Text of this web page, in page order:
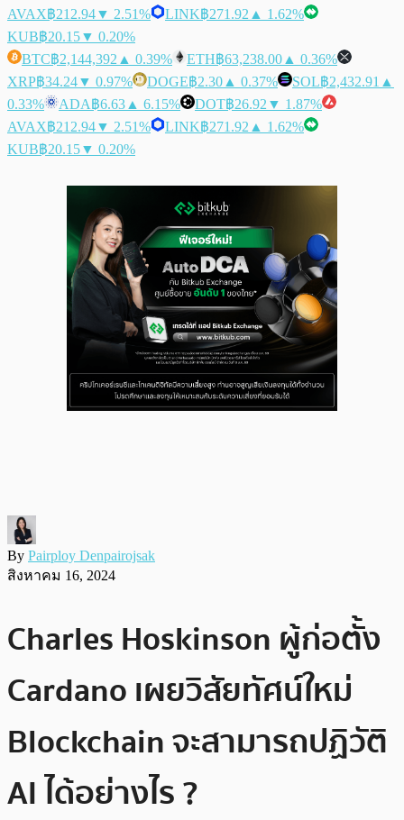
AVAX฿212.94▼ 2.51% LINK฿271.92 ▲ 1.62%
KUB฿20.15▼ 0.20%
BTC฿2,144,392 ▲ 0.39% ETH฿63,238.00 ▲ 0.36%
XRP฿34.24▼ 0.97% DOGE฿2.30 ▲ 0.37% SOL฿2,432.91 ▲
0.33%
ADA฿6.63 ▲ 6.15% DOT฿26.92 ▼ 1.87%
AVAX฿212.94▼ 2.51% LINK฿271.92 ▲ 1.62%
KUB฿20.15▼ 0.20%
By Pairploy Denpairojsak
สิงหาคม 16, 2024
Charles Hoskinson ผู้ก่อตั้ง
Cardano เผยวิสัยทัศน์ใหม่
Blockchain จะสามารถปฏิวัติ
AI ได้อย่างไร ?